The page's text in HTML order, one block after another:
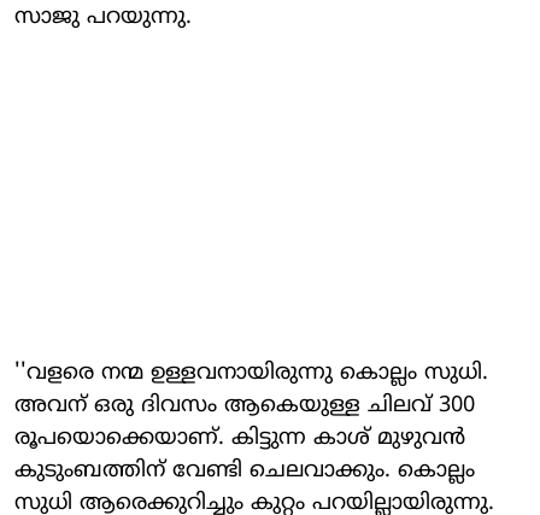
സാജു പറയുന്നു.
''വളരെ നന്മ ഉള്ളവനായിരുന്നു കൊല്ലം സുധി.
അവന് ഒരു ദിവസം ആകെയുള്ള ചിലവ് 300
രൂപയൊക്കെയാണ്. കിട്ടുന്ന കാശ് മുഴുവന്‍
കുടുംബത്തിന് വേണ്ടി ചെലവാക്കും. കൊല്ലം
സുധി ആരെക്കുറിച്ചും കുറ്റം പറയില്ലായിരുന്നു.